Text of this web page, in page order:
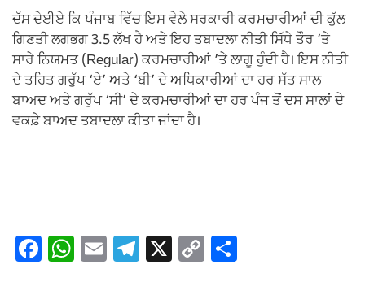
ਦੱਸ ਦੇਈਏ ਕਿ ਪੰਜਾਬ ਵਿੱਚ ਇਸ ਵੇਲੇ ਸਰਕਾਰੀ ਕਰਮਚਾਰੀਆਂ ਦੀ ਕੁੱਲ
ਗਿਣਤੀ ਲਗਭਗ 3.5 ਲੱਖ ਹੈ ਅਤੇ ਇਹ ਤਬਾਦਲਾ ਨੀਤੀ ਸਿੱਧੇ ਤੌਰ ’ਤੇ
ਸਾਰੇ ਨਿਯਮਤ (Regular) ਕਰਮਚਾਰੀਆਂ ’ਤੇ ਲਾਗੂ ਹੁੰਦੀ ਹੈ। ਇਸ ਨੀਤੀ
ਦੇ ਤਹਿਤ ਗਰੁੱਪ ‘ਏ’ ਅਤੇ ‘ਬੀ’ ਦੇ ਅਧਿਕਾਰੀਆਂ ਦਾ ਹਰ ਸੱਤ ਸਾਲ
ਬਾਅਦ ਅਤੇ ਗਰੁੱਪ ‘ਸੀ’ ਦੇ ਕਰਮਚਾਰੀਆਂ ਦਾ ਹਰ ਪੰਜ ਤੋਂ ਦਸ ਸਾਲਾਂ ਦੇ
ਵਕਫ਼ੇ ਬਾਅਦ ਤਬਾਦਲਾ ਕੀਤਾ ਜਾਂਦਾ ਹੈ।
F W E T X C